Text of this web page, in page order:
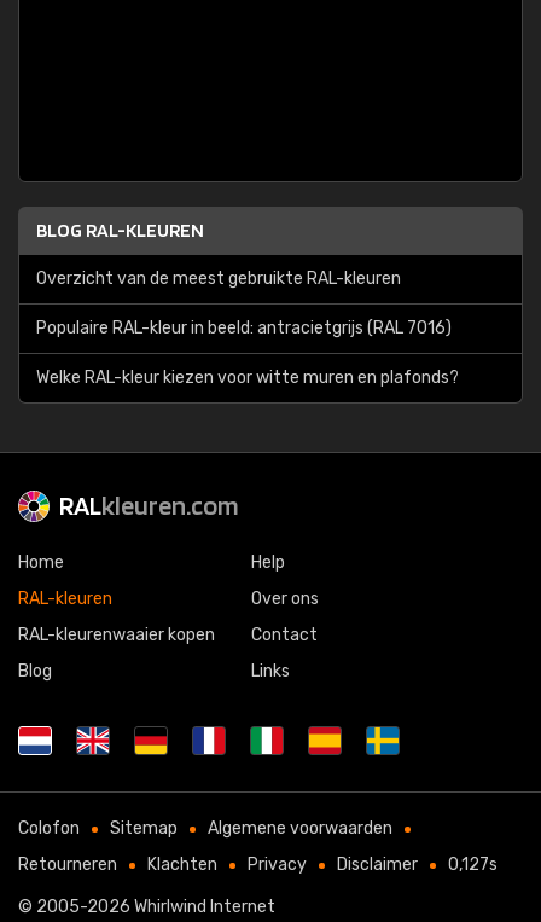
BLOG RAL-KLEUREN
Overzicht van de meest gebruikte RAL-kleuren
Populaire RAL-kleur in beeld: antracietgrijs (RAL 7016)
Welke RAL-kleur kiezen voor witte muren en plafonds?
RALkleuren.com
Home
RAL-kleuren
RAL-kleurenwaaier kopen
Blog
Help
Over ons
Contact
Links
Colofon Sitemap
Algemene voorwaarden
Retourneren
Klachten Privacy Disclaimer 0,127s
© 2005-2026 Whirlwind Internet